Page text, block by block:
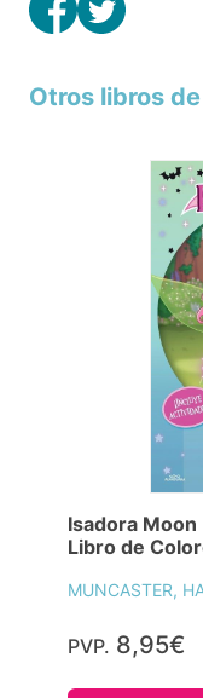
Otros libros de
Isadora
Libro de
MUNCASTER,
PVP. 8,95€